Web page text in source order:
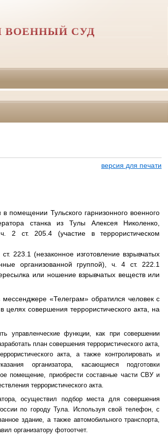
ВОЕННЫЙ СУД
версия для печати
помещении Тульского гарнизонного военного
станка из Тулы Алексея Николенко,
2 ст. 205.4 (участие в террористическом
223.1 (незаконное изготовление взрывчатых
организованной группой), ч. 4 ст. 222.1
или ношение взрывчатых веществ или
«Телеграм» обратился человек с
целях совершения террористического акта, на
управленческие функции, как при совершении
план совершения террористического акта,
акта, а также контролировать и
организатора, касающиеся подготовки
помещение, приобрести составные части СВУ и
террористического акта.
осуществил подбор места для совершения
по городу Тула. Используя свой телефон, с
здание, а также автомобильного транспорта,
организатору фотоотчет.